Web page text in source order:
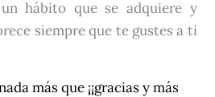
hábito que se adquiere y
siempre que te gustes a ti
más que ¡¡gracias y más